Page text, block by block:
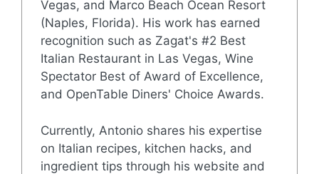
Vegas, and Marco Beach Ocean Resort
(Naples, Florida). His work has earned
recognition such as Zagat's #2 Best
Italian Restaurant in Las Vegas, Wine
Spectator Best of Award of Excellence,
and OpenTable Diners' Choice Awards.
Currently, Antonio shares his expertise
on Italian recipes, kitchen hacks, and
ingredient tips through his website and